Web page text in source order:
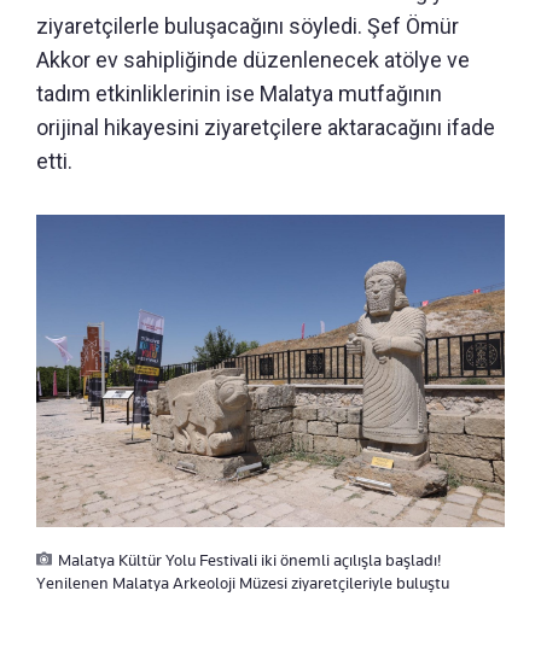
ziyaretçilerle buluşacağını söyledi. Şef Ömür
Akkor ev sahipliğinde düzenlenecek atölye ve
tadım etkinliklerinin ise Malatya mutfağının
orijinal hikayesini ziyaretçilere aktaracağını ifade
etti.
Malatya Kültür Yolu Festivali iki önemli açılışla başladı!
Yenilenen Malatya Arkeoloji Müzesi ziyaretçileriyle buluştu